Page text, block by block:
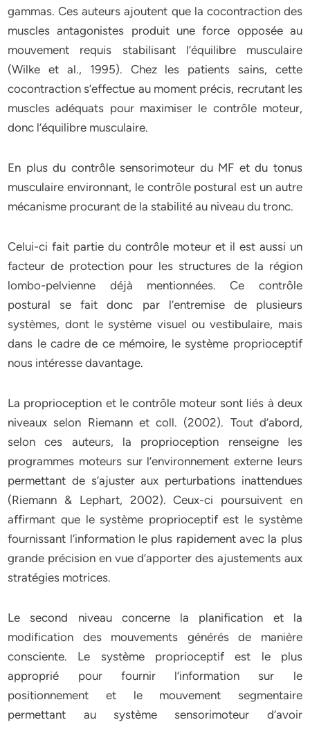
gammas. Ces auteurs ajoutent que la cocontraction des
muscles antagonistes produit une force opposée au
mouvement requis stabilisant l’équilibre musculaire
(Wilke et al., 1995). Chez les patients sains, cette
cocontraction s’effectue au moment précis, recrutant les
muscles adéquats pour maximiser le contrôle moteur,
donc l’équilibre musculaire.
En plus du contrôle sensorimoteur du MF et du tonus
musculaire environnant, le contrôle postural est un autre
mécanisme procurant de la stabilité au niveau du tronc.
Celui-ci fait partie du contrôle moteur et il est aussi un
facteur de protection pour les structures de la région
lombo-pelvienne déjà mentionnées. Ce contrôle
postural se fait donc par l’entremise de plusieurs
systèmes, dont le système visuel ou vestibulaire, mais
dans le cadre de ce mémoire, le système proprioceptif
nous intéresse davantage.
La proprioception et le contrôle moteur sont liés à deux
niveaux selon Riemann et coll. (2002). Tout d’abord,
selon ces auteurs, la proprioception renseigne les
programmes moteurs sur l’environnement externe leurs
permettant de s’ajuster aux perturbations inattendues
(Riemann & Lephart, 2002). Ceux-ci poursuivent en
affirmant que le système proprioceptif est le système
fournissant l’information le plus rapidement avec la plus
grande précision en vue d’apporter des ajustements aux
stratégies motrices.
Le second niveau concerne la planification et la
modification des mouvements générés de manière
consciente. Le système proprioceptif est le plus
approprié pour fournir l’information sur le
positionnement et le mouvement segmentaire
permettant au système sensorimoteur d’avoir